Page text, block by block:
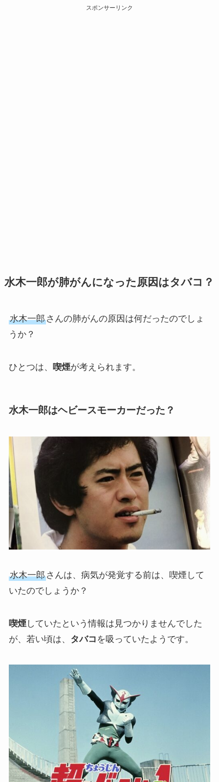
スポンサーリンク
水木一郎が肺がんになった原因はタバコ？
水木一郎さんの肺がんの原因は何だったのでしょ
うか？
ひとつは、 喫煙が考えられます。
水木一郎はヘビースモーカーだった？
水木一郎さんは、病気が発覚する前は、喫煙して
いたのでしょうか？
喫煙していたという情報は見つかりませんでした
が、若い頃は、
タバコ を吸っていたようです。